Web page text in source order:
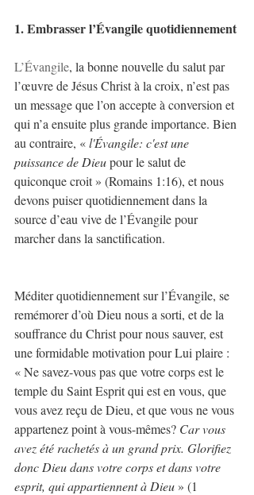
1. Embrasser l’Évangile quotidiennement
L’Évangile, la bonne nouvelle du salut par
l’œuvre de Jésus Christ à la croix, n’est pas
un message que l’on accepte à conversion et
qui n’a ensuite plus grande importance. Bien
au contraire, « l'Évangile: c'est une
puissance de Dieu pour le salut de
quiconque croit » (Romains 1:16), et nous
devons puiser quotidiennement dans la
source d’eau vive de l’Évangile pour
marcher dans la sanctification.
Méditer quotidiennement sur l’Évangile, se
remémorer d’où Dieu nous a sorti, et de la
souffrance du Christ pour nous sauver, est
une formidable motivation pour Lui plaire :
« Ne savez-vous pas que votre corps est le
temple du Saint Esprit qui est en vous, que
vous avez reçu de Dieu, et que vous ne vous
appartenez point à vous-mêmes? Car vous
avez été rachetés à un grand prix. Glorifiez
donc Dieu dans votre corps et dans votre
esprit, qui appartiennent à Dieu » (1